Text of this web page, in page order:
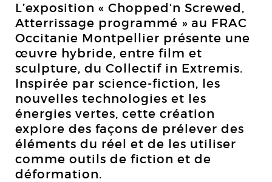
L’exposition « Chopped‘n Screwed,
Atterrissage programmé » au FRAC
Occitanie Montpellier présente une
œuvre hybride, entre film et
sculpture, du Collectif in Extremis.
Inspirée par science-fiction, les
nouvelles technologies et les
énergies vertes, cette création
explore des façons de prélever des
éléments du réel et de les utiliser
comme outils de fiction et de
déformation.